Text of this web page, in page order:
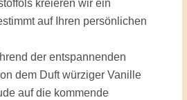
kreieren wir ein
auf Ihren persönlichen
der entspannenden
dem Duft würziger Vanille
auf die kommende